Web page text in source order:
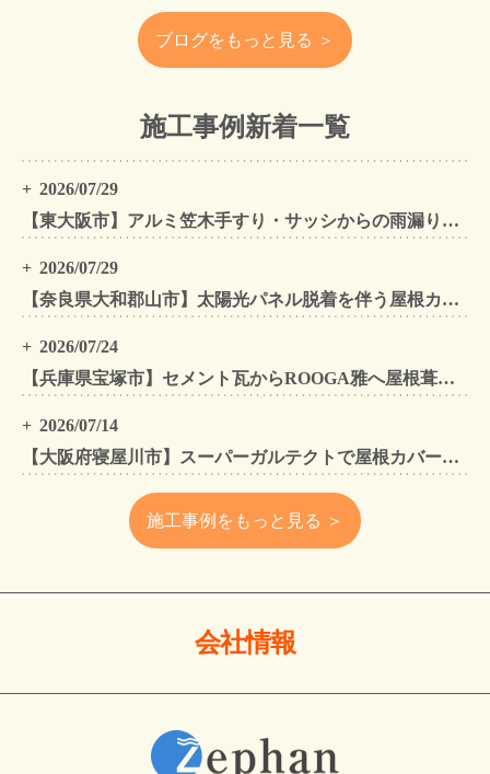
ブログをもっと見る ＞
施工事例新着一覧
2026/07/29
【東大阪市】アルミ笠木手すり・サッシからの雨漏りを解消｜外壁金属サイディングカバー工法
2026/07/29
【奈良県大和郡山市】太陽光パネル脱着を伴う屋根カバー工法・外壁カバー工法・外壁塗装工事｜スーパーガルテクト施工事例
2026/07/24
【兵庫県宝塚市】セメント瓦からROOGA雅へ屋根葺き替え モダングレーで軽量化・外壁塗装も同時施工
2026/07/14
【大阪府寝屋川市】スーパーガルテクトで屋根カバー工法・外壁塗装・雨樋工事｜住まいをトータルリフォームした施工事例
施工事例をもっと見る ＞
会社情報